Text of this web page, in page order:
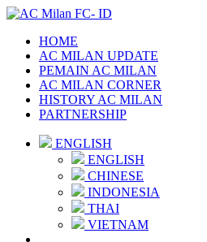
HOME
AC MILAN UPDATE
PEMAIN AC MILAN
AC MILAN CORNER
HISTORY AC MILAN
PARTNERSHIP
ENGLISH
ENGLISH
CHINESE
INDONESIA
THAI
VIETNAM